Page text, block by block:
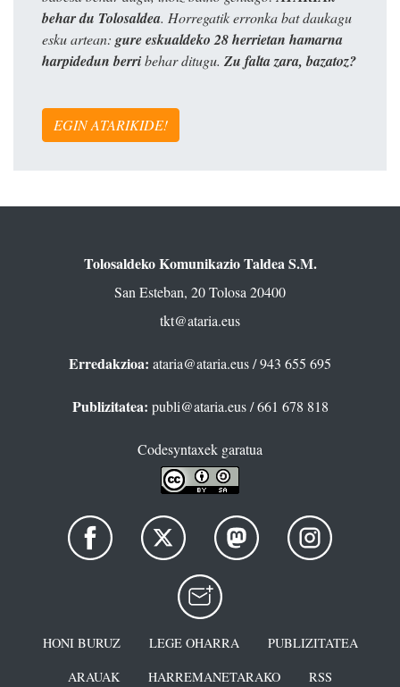
behar du Tolosaldea. Horregatik erronka bat daukagu
esku artean: gure eskualdeko 28 herrietan hamarna
harpidedun berribehar ditugu. Zu falta zara, bazatoz?
EGIN ATARIKIDE!
Tolosaldeko Komunikazio Taldea S.M.
San Esteban, 20 Tolosa 20400
tkt@ataria.eus
Erredakzioa: ataria@ataria.eus/ 943 655 695
Publizitatea: publi@ataria.eus/ 661 678 818
Codesyntaxek garatua
HONI BURUZ LEGE OHARRA
PUBLIZITATEA
ARAUAK
HARREMANETARAKO RSS